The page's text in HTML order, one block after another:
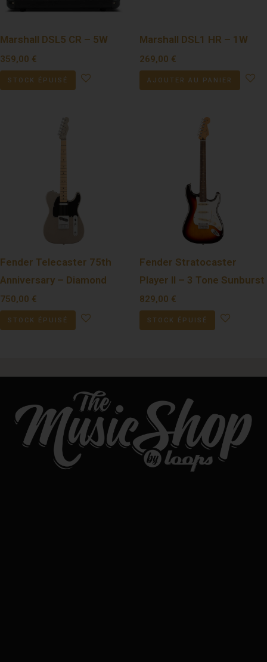
Marshall DSL5 CR – 5W
359,00 €
STOCK ÉPUISÉ
Marshall DSL1 HR – 1W
269,00 €
AJOUTER AU PANIER
Fender Telecaster 75th
Anniversary – Diamond
750,00 €
STOCK ÉPUISÉ
Fender Stratocaster
Player II – 3 Tone Sunburst
829,00 €
STOCK ÉPUISÉ